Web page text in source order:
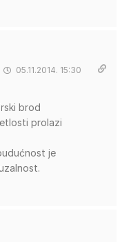
05.11.2014. 15:30
brod
prolazi
je